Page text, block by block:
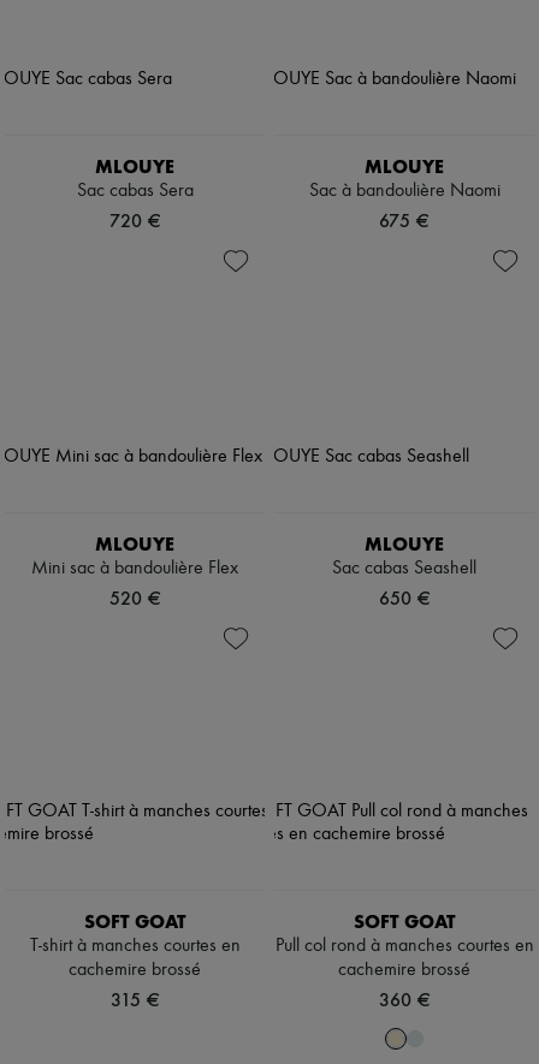
MLOUYE
Sac cabas Sera
720 €
MLOUYE
Sac à bandoulière Naomi
675 €
MLOUYE
Mini sac à bandoulière Flex
520 €
MLOUYE
Sac cabas Seashell
650 €
SOFT GOAT
T-shirt à manches courtes en
cachemire brossé
315 €
SOFT GOAT
Pull col rond à manches courtes en
cachemire brossé
360 €